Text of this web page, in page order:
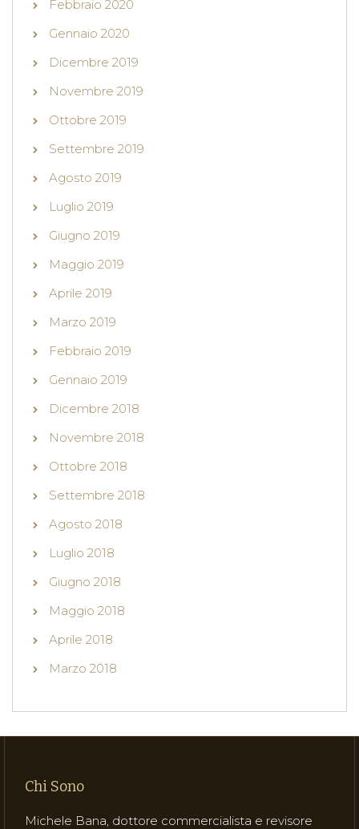
Febbraio 2020
Gennaio 2020
Dicembre 2019
Novembre 2019
Ottobre 2019
Settembre 2019
Agosto 2019
Luglio 2019
Giugno 2019
Maggio 2019
Aprile 2019
Marzo 2019
Febbraio 2019
Gennaio 2019
Dicembre 2018
Novembre 2018
Ottobre 2018
Settembre 2018
Agosto 2018
Luglio 2018
Giugno 2018
Maggio 2018
Aprile 2018
Marzo 2018
Chi Sono
Michele Bana, dottore commercialista e revisore